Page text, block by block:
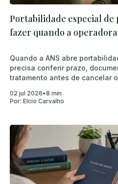
Portabilidade especial de
fazer quando a
Quando a ANS abre
precisa conferir prazo,
tratamento antes de cancelar
02 jul 2026•8 min
Por: Elcio Carvalho